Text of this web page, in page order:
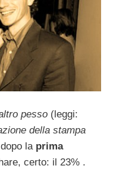
pesso (leggi:
della stampa
la prima
certo: il 23% .